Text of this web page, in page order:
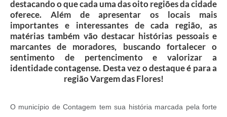
destacando o que cada uma das oito regiões da cidade
oferece. Além de apresentar os locais mais
importantes e interessantes de cada região, as
matérias também vão destacar histórias pessoais e
marcantes de moradores, buscando fortalecer o
sentimento de pertencimento e valorizar a
identidade contagense. Desta vez o destaque é para a
região Vargem das Flores!
O município de Contagem tem sua história marcada pela forte